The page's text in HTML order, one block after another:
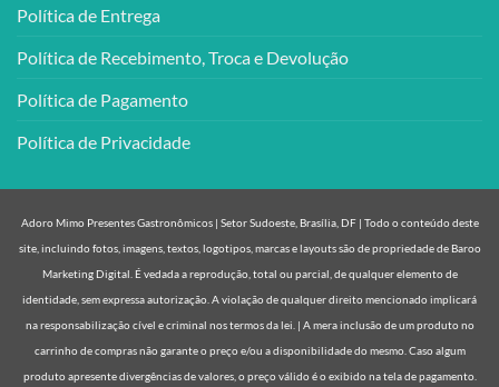
Política de Entrega
Política de Recebimento, Troca e Devolução
Política de Pagamento
Política de Privacidade
Adoro Mimo Presentes Gastronômicos | Setor Sudoeste, Brasília, DF | Todo o conteúdo deste
site, incluindo fotos, imagens, textos, logotipos, marcas e layouts são de propriedade de Baroo
Marketing Digital. É vedada a reprodução, total ou parcial, de qualquer elemento de
identidade, sem expressa autorização. A violação de qualquer direito mencionado implicará
na responsabilização cível e criminal nos termos da lei. | A mera inclusão de um produto no
carrinho de compras não garante o preço e/ou a disponibilidade do mesmo. Caso algum
produto apresente divergências de valores, o preço válido é o exibido na tela de pagamento.